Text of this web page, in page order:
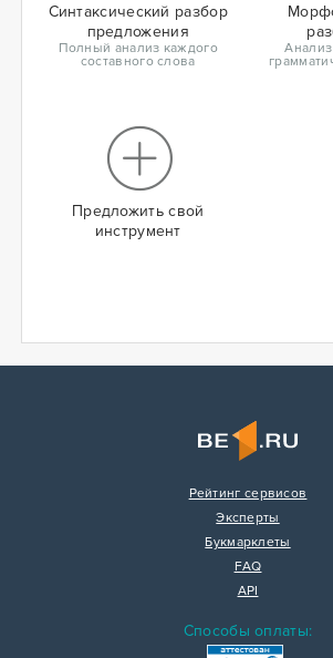
Синтаксический разбор
предложения
Полный анализ каждого
составного слова
Предложить свой
инструмент
Рейтинг сервисов
Эксперты
Букмарклеты
FAQ
API
Способы оплаты: